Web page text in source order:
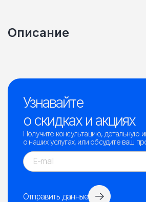
Описание
Узнавайте
о скидках и акциях
Получите консультацию, детальную
о наших услугах, или обсудите ваш
Отправить данные